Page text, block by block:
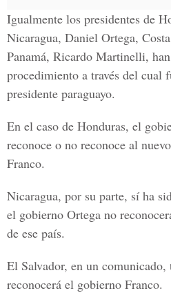
Igualmente los presidentes de
Nicaragua, Daniel Ortega,
Panamá, Ricardo Martinelli,
procedimiento a través del cual
presidente paraguayo.
En el caso de Honduras, el
reconoce o no reconoce al
Franco.
Nicaragua, por su parte, sí ha
el gobierno Ortega no
de ese país.
El Salvador, en un
reconocerá el gobierno Franco.